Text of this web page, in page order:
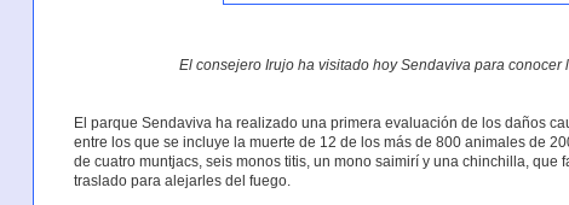
El consejero Irujo ha visitado hoy Sendaviva para
El parque Sendaviva ha realizado una primera evaluación de los daños
entre los que se incluye la muerte de 12 de los más de 800 animales de
de cuatro muntjacs, seis monos titis, un mono saimirí y una chinchilla, que
traslado para alejarles del fuego.